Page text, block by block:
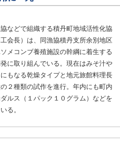
などで組織する積丹町地域活性化協
会長）は、同漁協積丹支所余別地区
メコンブ養殖施設の幹綱に着生する
に取り組んでいる。現在はみそ汁や
もなる乾燥タイプと地元旅館料理長
２種類の試作を進行。年内にも町内
ルス（１パック１０グラム）などを
る。